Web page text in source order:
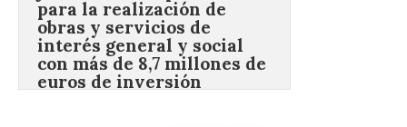
6 Ago 2026
La Consejería de
Industria, Universidades,